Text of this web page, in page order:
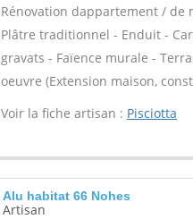
Rénovation dappartement /
Plâtre traditionnel - Enduit -
gravats - Faïence murale -
oeuvre (Extension maison,
Voir la fiche artisan : Pisciotta
Alu habitat 66 Nohes
Artisan